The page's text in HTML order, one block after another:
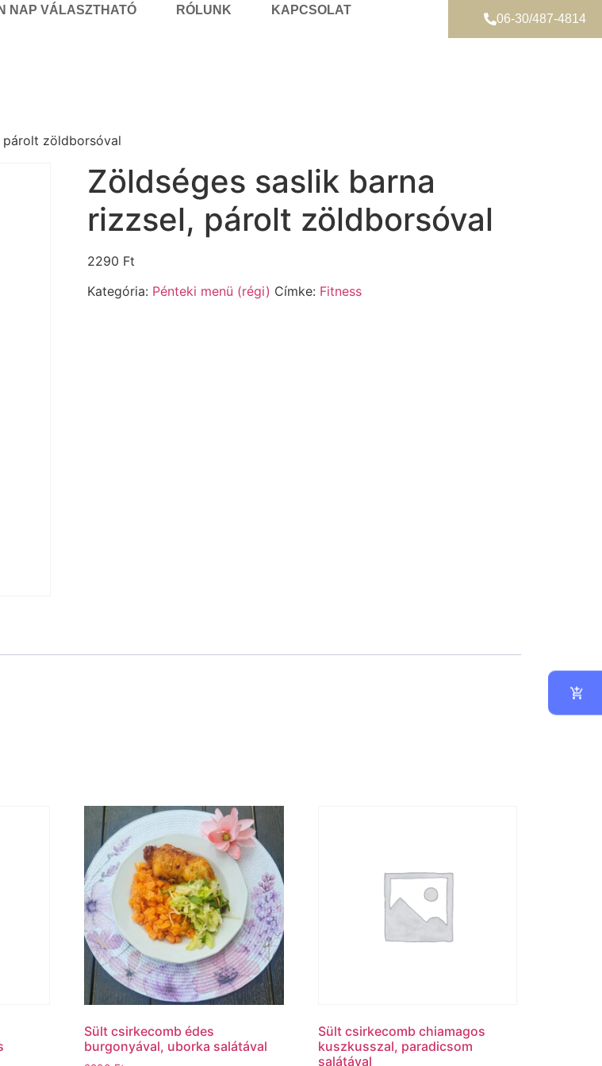
NAP VÁLASZTHATÓ RÓLUNK KAPCSOLAT
06-30/487-4814
párolt zöldborsóval
Zöldséges saslik barna
rizzsel, párolt zöldborsóval
2290 Ft
Kategória: Pénteki menü (régi) Címke: Fitness
Sült csirkecomb édes
burgonyával, uborka salátával
Sült csirkecomb chiamagos
kuszkusszal, paradicsom
salátával